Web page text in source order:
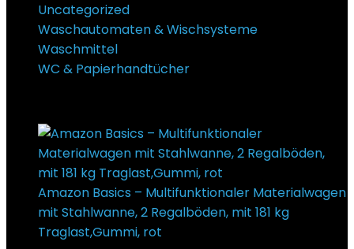
Uncategorized
Waschautomaten & Wischsysteme
Waschmittel
WC & Papierhandtücher
Amazon Basics – Multifunktionaler Materialwagen
mit Stahlwanne, 2 Regalböden, mit 181 kg
Traglast,Gummi, rot